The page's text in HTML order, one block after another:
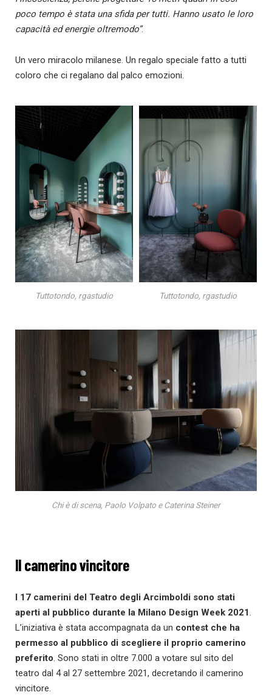
poco tempo è stata una sfida per tutti. Hanno usato le loro
capacità ed energie oltremodo”.
Un vero miracolo milanese. Un regalo speciale fatto a tutti
coloro che ci regalano dal palco emozioni.
Tuttotondo, rgastudio Tuttotondo, rgastudio
Chi è di scena, Paolo Volpato e Caterina Steiner
Il camerino vincitore
I 17 camerini del Teatro degli Arcimboldi sono stati
aperti al pubblico durante la Milano Design Week 2021.
L’iniziativa è stata accompagnata da un contest che ha
permesso al pubblico di scegliere il proprio camerino
preferito. Sono stati in oltre 7.000 a votare sul sito del
teatro dal 4 al 27 settembre 2021, decretando il camerino
vincitore.